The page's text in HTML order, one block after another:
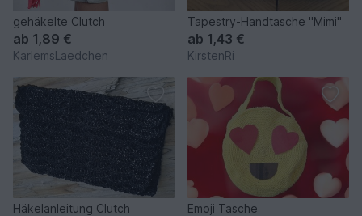
gehäkelte Clutch
ab 1,89 €
KarlemsLaedchen
Tapestry-Handtasche "Mimi"
ab 1,43 €
KirstenRi
Häkelanleitung Clutch Emoji Tasche